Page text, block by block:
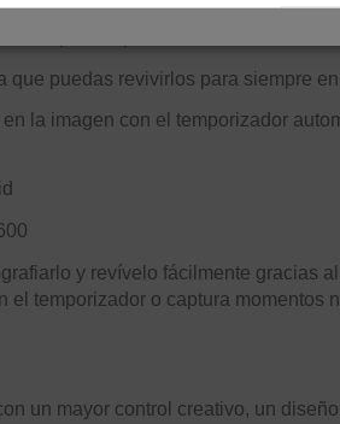
para capturar cada momento
que puedas revivirlos para siempre
la imagen con el temporizador
y revívelo fácilmente gracias
temporizador o captura momentos
un mayor control creativo, un